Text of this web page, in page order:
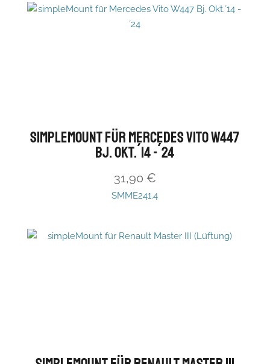
simpleMount für Mercedes Vito W447
Bj. Okt.´14 -´24
31,90 €
SMME241.4